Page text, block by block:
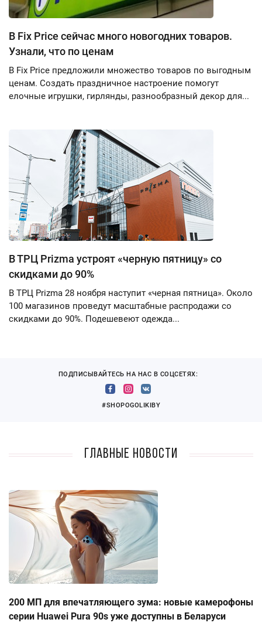
В Fix Price сейчас много новогодних товаров.
Узнали, что по ценам
В Fix Price предложили множество товаров по выгодным
ценам. Создать праздничное настроение помогут
елочные игрушки, гирлянды, разнообразный декор для...
В ТРЦ Prizma устроят «черную пятницу» со
скидками до 90%
В ТРЦ Prizma 28 ноября наступит «черная пятница». Около
100 магазинов проведут масштабные распродажи со
скидками до 90%. Подешевеют одежда...
ПОДПИСЫВАЙТЕСЬ НА НАС В СОЦСЕТЯХ:
#SHOPOGOLIKIBY
Главные новости
200 МП для впечатляющего зума: новые камерофоны
серии Huawei Pura 90s уже доступны в Беларуси